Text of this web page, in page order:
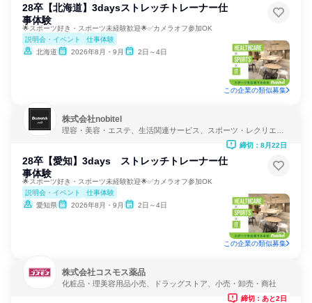
28卒【北海道】3daysストレッチトレーナー仕
事体験
🌟スポーツ好き・スポーツ未経験歓迎🌟✅カメラオフ参加OK
説明会・イベント
仕事体験
北海道
2026年8月・9月 2日～4日
この企業の類似募集
株式会社nobitel
理容・美容・エステ、生活関連サービス、スポーツ・レクリエー
28卒【愛知】3days ストレッチトレーナー仕
事体験
🌟スポーツ好き・スポーツ未経験歓迎🌟✅カメラオフ参加OK
説明会・イベント
仕事体験
愛知県
2026年8月・9月 2日～4日
締切：8月22日
この企業の類似募集
株式会社コスモス薬品
化粧品・理美容用品小売、ドラッグストア、小売・卸売・商社
締切：あと2日